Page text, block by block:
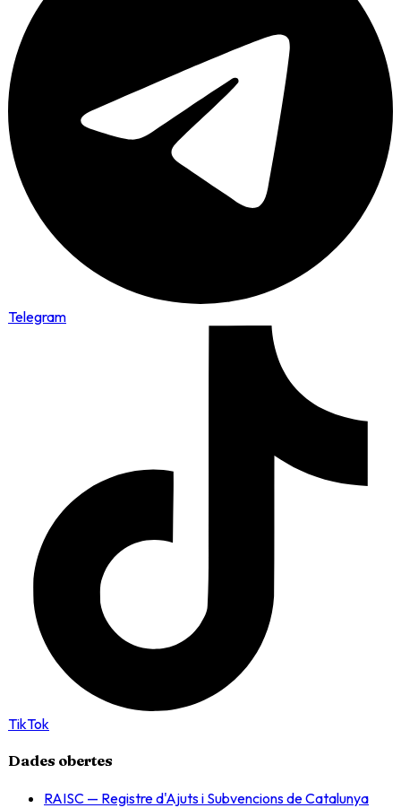
Telegram
TikTok
Dades obertes
RAISC — Registre d'Ajuts i Subvencions de Catalunya